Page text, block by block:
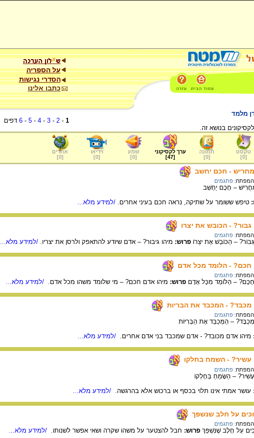
על הספריה
הסדרי נגישות
כתבו אלינו
מלמד
1
-
2
-
3
-
4
-
5
-
6 דפים
טקסט
[
0
]
תמונה
[
0
]
ערך לקסיקוני
[
47
]
שמע
[
0
]
וידיאו
[
0
]
אתרים
[
0
]
מחריש - חכם יחשב
המפתח: פתגמים
– חָכָם יֵחָשֵׁב
טיפש ששומר על שתיקה, נראה חכם בעיני אחרים. /למידע מלא...
גבור? - הכובש את יצרו
המפתח: פתגמים
גִּבּוֹר? – הַכּוֹבֵשׁ אֶת יִצְרוֹ פרוש: מיהו גיבור? – אדם שיודע להתאפק ולרסן את יצריו. /למידע מלא...
חכם? - הלומד מכל אדם
המפתח: פתגמים
חָכָם? – הַלּוֹמֵד מִכָּל אָדָם פרוש: מיהו אדם חכם? – מי שלומד משהו מכל אדם. /למידע מלא...
מכבד? - המכבד את הבריות
המפתח: פתגמים
מְכֻבָּד? – הַמְּכַבֵּד אֶת הַבְּרִיּוֹת
מיהו אדם מכובד? - אדם שמכבד בני אדם אחרים. /למידע מלא...
עשיר? - השמח בחלקו
המפתח: פתגמים
עָשִׁיר? – הַשָּׂמֵחַ בְּחֶלְקוֹ
עושר אמתי אינו תלוי בכסף או ברכוש אלא בהרגשה. /למידע מלא...
על חלב שנשפך
המפתח: פתגמים
עַל חָלָב שֶׁנִּשְׁפַּךְ פרוש: חבל להצטער על משהו שקרה ושאי אפשר לשנותו. /למידע מלא...